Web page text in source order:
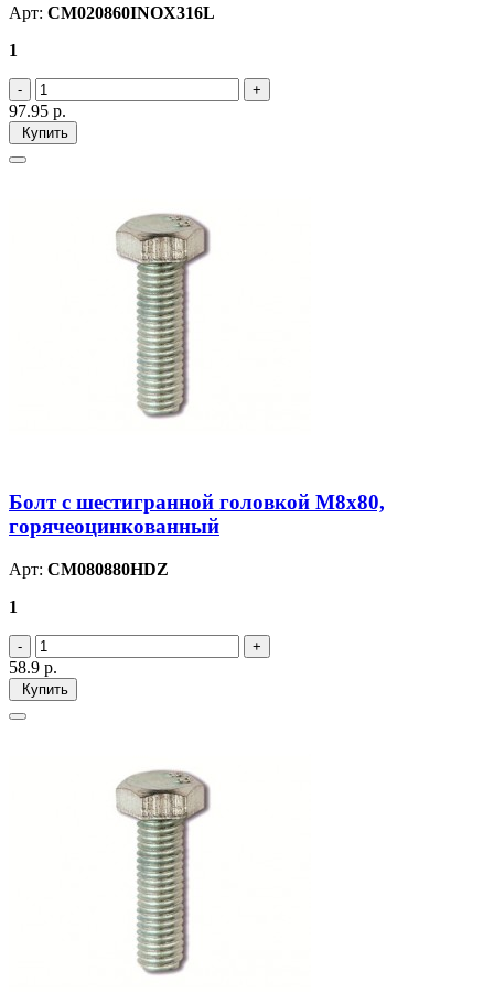
Арт: CM020860INOX316L
1
97.95 р.
Купить
Болт с шестигранной головкой М8х80,
горячеоцинкованный
Арт: CM080880HDZ
1
58.9 р.
Купить